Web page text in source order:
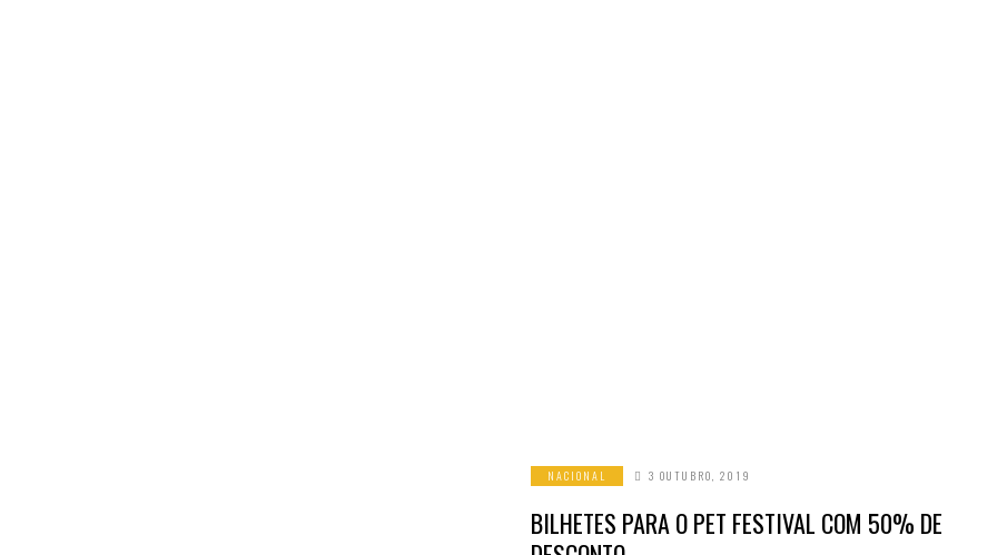
NACIONAL 3 OUTUBRO, 2019
BILHETES PARA O PET FESTIVAL COM 50% DE